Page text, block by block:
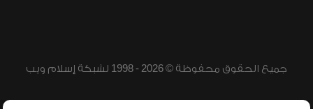
جميع الحقوق محفوظة © 2026 - 1998 لشبكة إسلام ويب